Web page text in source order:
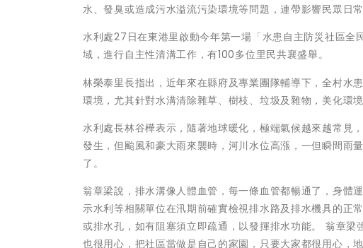
水、發臭或造成污水溢流污染環境等問題，連帶影響民眾日
水利處27日在東港里啟動今年第一場「水患自主防災社區
域，進行自主性清溝工作，有100多位里民共襄盛舉。
林榮泰里長指出，近年來在縣府及專業團隊輔導下，全村水
環境，尤其針對水溝清除雜草、樹枝、垃圾及雜物，美化環境
水利處長林谷樺表示，隨著地球暖化，極端氣候越來越常見
發生，但颱風和豪大雨來襲時，河川水位高漲，一但瞬間雨
了。
翁章梁說，排水溝像人體血管，每一條血管都暢通了，身體
示水利等相關單位在汛期前確實檢視排水路及排水機具的正
或排水孔，如有阻塞須立即疏通，以發揮排水功能。 翁章
也很用心，把社區當做是自己的家園，只要大家都很用心，